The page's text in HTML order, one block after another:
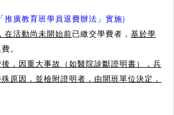
推廣教育班學員退費辦法」實施)
在活動尚未開始前已繳交學費者， 基於學
。
，因重大事故（如醫院診斷證明書），兵
原因，並檢附證明者，由開班單位決定，